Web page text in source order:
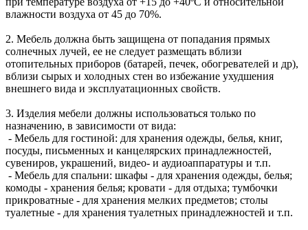
влажности воздуха от 45 до 70%.
2. Мебель должна быть защищена от попадания прямых
солнечных лучей, ее не следует размещать вблизи
отопительных приборов (батарей, печек, обогревателей и др),
вблизи сырых и холодных стен во избежание ухудшения
внешнего вида и эксплуатационных свойств.
3. Изделия мебели должны использоваться только по
назначению, в зависимости от вида:
- Мебель для гостиной: для хранения одежды, белья, книг,
посуды, письменных и канцелярских принадлежностей,
сувениров, украшений, видео- и аудиоаппаратуры и т.п.
- Мебель для спальни: шкафы - для хранения одежды, белья;
комоды - хранения белья; кровати - для отдыха; тумбочки
прикроватные - для хранения мелких предметов; столы
туалетные - для хранения туалетных принадлежностей и т.п.